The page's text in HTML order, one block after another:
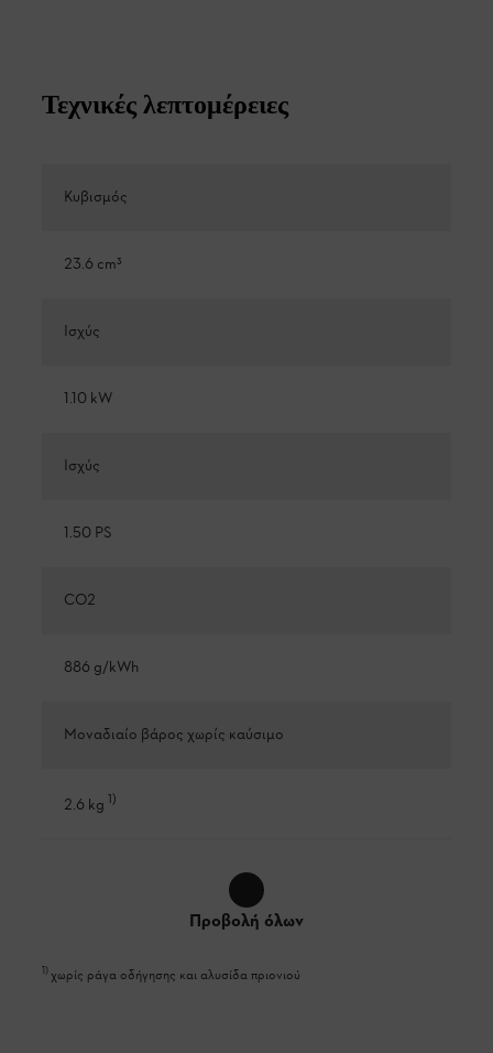
Τεχνικές λεπτομέρειες
Κυβισμός
23.6 cm³
Ισχύς
1.10 kW
Ισχύς
1.50 PS
CO2
886 g/kWh
Μοναδιαίο βάρος χωρίς καύσιμο
2.6 kg 1)
Προβολή όλων
1)χωρίς ράγα οδήγησης και αλυσίδα πριονιού